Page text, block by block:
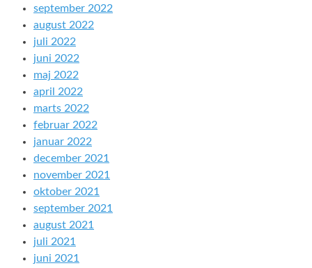
september 2022
august 2022
juli 2022
juni 2022
maj 2022
april 2022
marts 2022
februar 2022
januar 2022
december 2021
november 2021
oktober 2021
september 2021
august 2021
juli 2021
juni 2021